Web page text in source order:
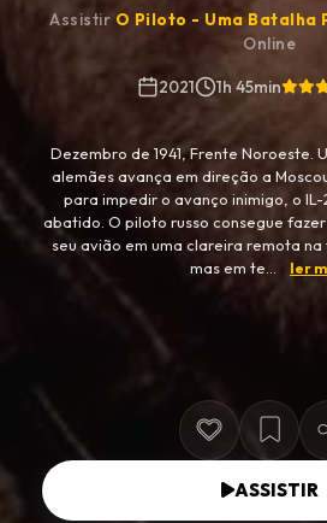
Assistir O Piloto - Uma Batalha
Online
2021
1h 45min
Dezembro de 1941, Frente Noroeste.
alemães avança em direção a
para impedir o avanço inimigo, o lL-
abatido. O piloto russo consegue
seu avião em uma clareira remota na
mas em te...
ler
ASSISTIR